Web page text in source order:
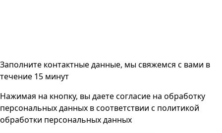
Заполните контактные данные, мы свяжемся с вами в
течение 15 минут
Нажимая на кнопку, вы даете согласие на обработку
персональных данных в соответствии с политикой
обработки персональных данных